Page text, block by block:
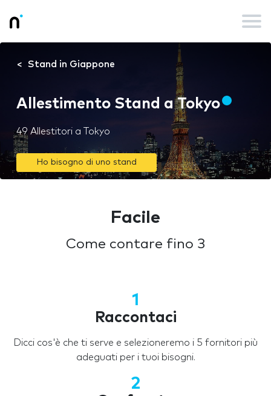
Stand in Giappone
Allestimento Stand a Tokyo
49 Allestitori a Tokyo
Ho bisogno di uno stand
Facile
Come contare fino 3
1
Raccontaci
Dicci cos'è che ti serve e selezioneremo i 5 fornitori più
adeguati per i tuoi bisogni.
2